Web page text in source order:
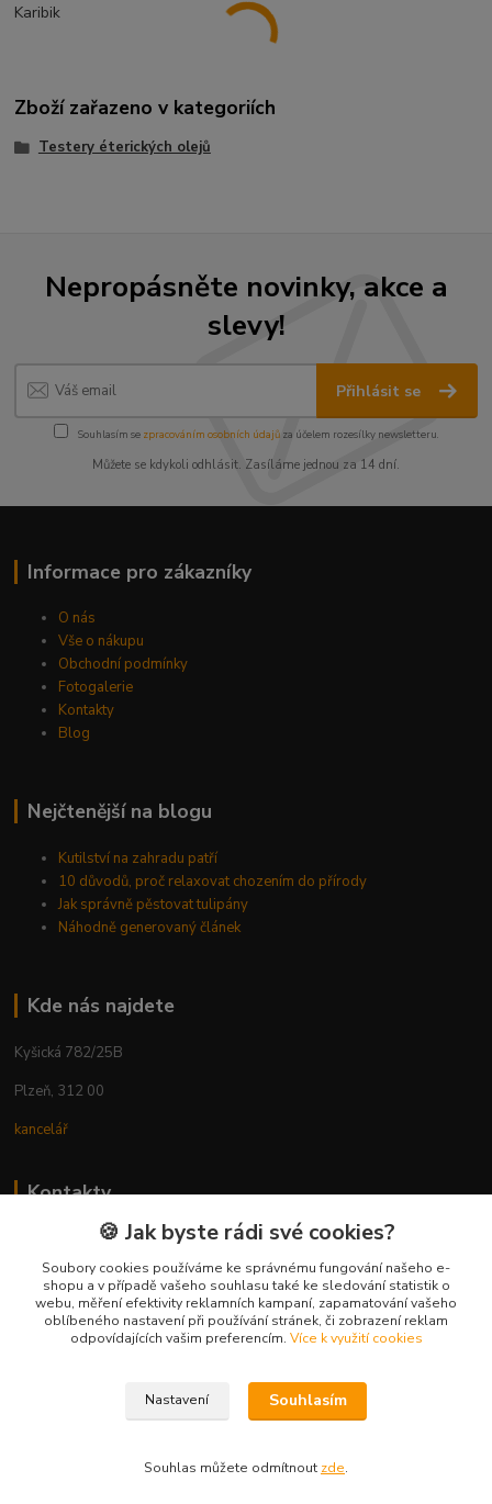
Karibik
Zboží zařazeno v kategoriích
Testery éterických olejů
Nepropásněte novinky, akce a
slevy!
Přihlásit se
Souhlasím se zpracováním osobních údajůza účelem rozesílky newsletteru.
Můžete se kdykoli odhlásit. Zasíláme jednou za 14 dní.
Informace pro zákazníky
O nás
Vše o nákupu
Obchodní podmínky
Fotogalerie
Kontakty
Blog
Nejčtenější na blogu
Kutilství na zahradu patří
10 důvodů, proč relaxovat chozením do přírody
Jak správně pěstovat tulipány
Náhodně generovaný článek
Kde nás najdete
Kyšická 782/25B
Plzeň, 312 00
kancelář
Kontakty
Ing. Michal Vaněk
+420 603 332 100
(Po-Pá, 10-17 hod.)
info@vyhodnynakup.eu
🍪 Jak byste rádi své cookies?
Soubory cookies používáme ke správnému fungování našeho e-
shopu a v případě vašeho souhlasu také ke sledování statistik o
webu, měření efektivity reklamních kampaní, zapamatování vašeho
oblíbeného nastavení při používání stránek, či zobrazení reklam
odpovídajících vašim preferencím. Více k využití cookies
Nastavení Souhlasím
Souhlas můžete odmítnout zde.